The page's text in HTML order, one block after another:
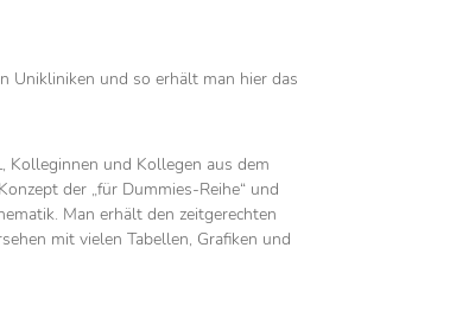
Unikliniken und so erhält man hier das
Kolleginnen und Kollegen aus dem
der „für Dummies-Reihe“ und
Man erhält den zeitgerechten
mit vielen Tabellen, Grafiken und